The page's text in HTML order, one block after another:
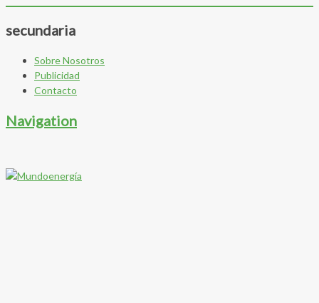
secundaria
Sobre Nosotros
Publicidad
Contacto
Navigation